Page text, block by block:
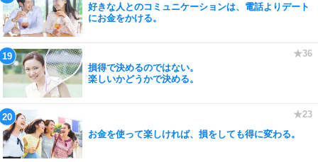
好きな人とのコミュニケーションは、電話よりデート
にお金をかける。
損得で決めるのではない。
楽しいかどうかで決める。
お金を使って楽しければ、損をしても得に変わる。